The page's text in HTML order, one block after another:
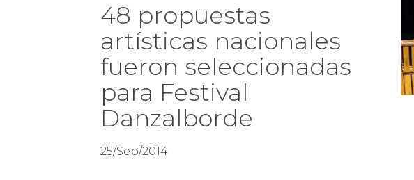
48 propuestas
artísticas nacionales
fueron seleccionadas
para Festival
Danzalborde
25/Sep/2014